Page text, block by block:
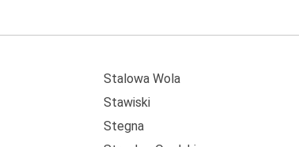
Stalowa Wola
Stawiski
Stegna